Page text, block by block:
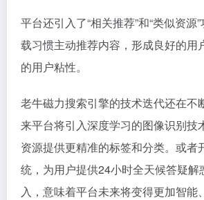
平台还引入了“相关推荐”和“类似资源
载习惯主动推荐内容，形成良好的用
的用户粘性。
老牛磁力搜索引擎的技术迭代还在不
来平台将引入深度学习的图像识别技
资源提供更精准的标签和分类。或者
统，为用户提供24小时全天候答疑解
入，意味着平台未来将变得更加智能